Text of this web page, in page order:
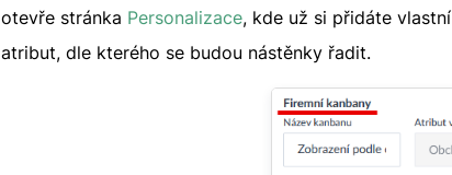
otevře stránka Personalizace, kde už si přidáte vlastní
atribut, dle kterého se budou nástěnky řadit.